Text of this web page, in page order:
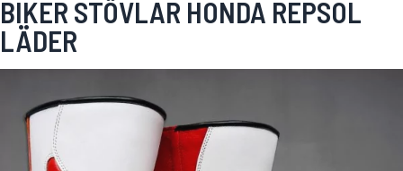
BIKER STÖVLAR HONDA REPSOL
LÄDER